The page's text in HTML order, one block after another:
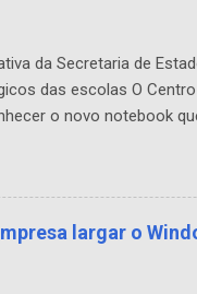
da Secretaria de
das escolas O
o novo notebook
levarão o sistema
disco SSD e
em fábrica. Com
largar o